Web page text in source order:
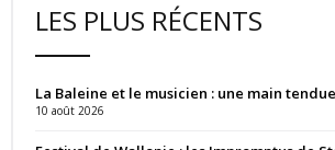
LES PLUS RÉCENTS
La Baleine et le musicien : une main
10 août 2026